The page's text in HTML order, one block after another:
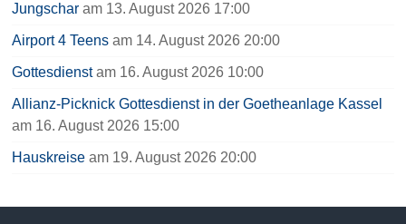
Jungschar am 13. August 2026 17:00
Airport 4 Teens am 14. August 2026 20:00
Gottesdienstam 16. August 2026 10:00
Allianz-Picknick Gottesdienst in der Goetheanlage Kassel
am 16. August 2026 15:00
Hauskreise am 19. August 2026 20:00